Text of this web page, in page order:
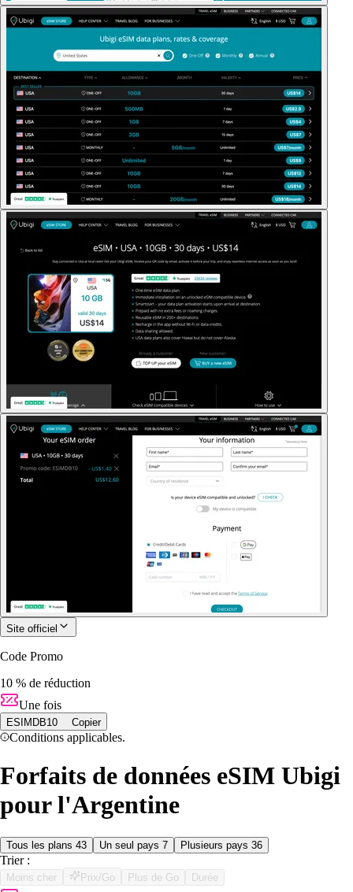
Site officiel
Code Promo
10 % de réduction
Une fois
ESIMDB10 Copier
Conditions applicables.
Forfaits de données eSIM Ubigi
pour l'Argentine
Tous les plans 43 Un seul pays 7 Plusieurs pays 36
Trier :
Moins cher Prix/Go Plus de Go Durée